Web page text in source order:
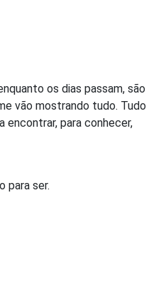
os dias passam, são
vão mostrando tudo. Tudo
encontrar, para conhecer,
para ser.